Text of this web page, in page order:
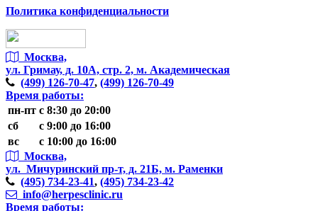
Политика конфиденциальности
Москва,
ул. Гримау, д. 10А, стр. 2, м. Академическая
(499) 126-70-47, (499) 126-70-49
Время работы:
пн-пт с 8:30 до 20:00
сб
с 9:00 до 16:00
вс
с 10:00 до 16:00
Москва,
ул. Мичуринский пр-т, д. 21Б, м. Раменки
(495) 734-23-41, (495) 734-23-42
info@herpesclinic.ru
Время работы: